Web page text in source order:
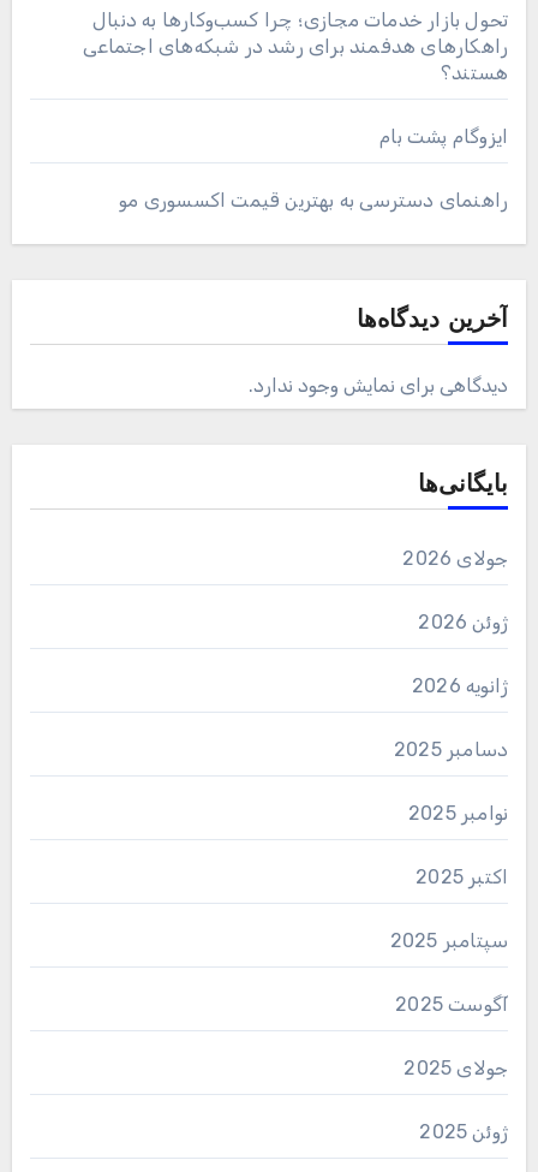
تحول بازار خدمات مجازی؛ چرا کسب‌وکارها به دنبال
راهکارهای هدفمند برای رشد در شبکه‌های اجتماعی
هستند؟
ایزوگام پشت بام
راهنمای دسترسی به بهترین قیمت اکسسوری مو
آخرین دیدگاه‌ها
دیدگاهی برای نمایش وجود ندارد.
بایگانی‌ها
جولای 2026
ژوئن 2026
ژانویه 2026
دسامبر 2025
نوامبر 2025
اکتبر 2025
سپتامبر 2025
آگوست 2025
جولای 2025
ژوئن 2025